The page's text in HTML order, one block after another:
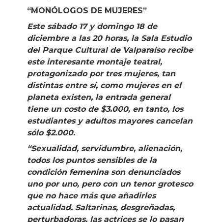
“MONÓLOGOS DE MUJERES”
Este sábado 17 y domingo 18 de
diciembre a las 20 horas, la Sala Estudio
del Parque Cultural de Valparaíso recibe
este interesante montaje teatral,
protagonizado por tres mujeres, tan
distintas entre sí, como mujeres en el
planeta existen, la entrada general
tiene un costo de $3.000, en tanto, los
estudiantes y adultos mayores cancelan
sólo $2.000.
“Sexualidad, servidumbre, alienación,
todos los puntos sensibles de la
condición femenina son denunciados
uno por uno, pero con un tenor grotesco
que no hace más que añadirles
actualidad. Saltarinas, desgreñadas,
perturbadoras, las actrices se lo pasan